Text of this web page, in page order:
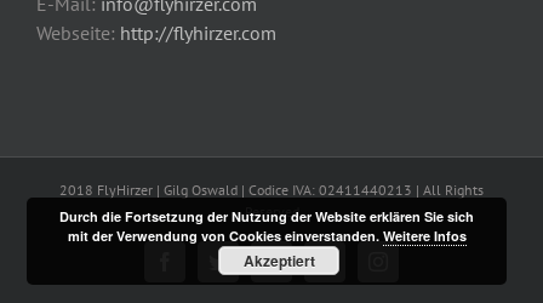
Webseite: http://flyhirzer.com
2018 FlyHirzer | Gilg Oswald | Codice IVA: 02411440213 | All Rights
Reserved
FacebookTwitterFlickr YouTube
Durch die Fortsetzung der Nutzung der Website erklären Sie sich
mit der Verwendung von Cookies einverstanden. Weitere Infos
Akzeptiert